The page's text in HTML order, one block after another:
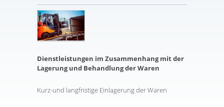
Dienstleistungen im Zusammenhang mit der
Lagerung und Behandlung der Waren
Kurz-und langfristige Einlagerung der Waren